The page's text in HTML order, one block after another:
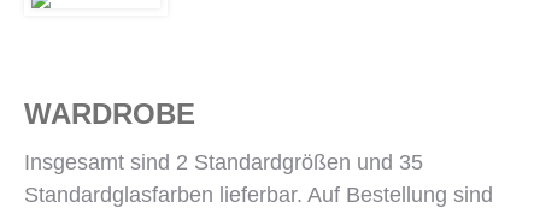
WARDROBE
Insgesamt sind 2 Standardgrößen und 35
Standardglasfarben lieferbar. Auf Bestellung sind